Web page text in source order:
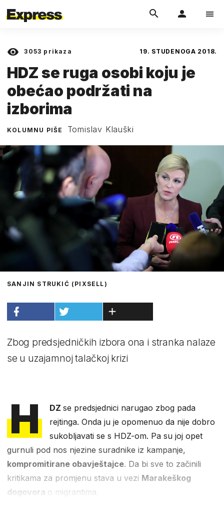
3053 prikaza 19. STUDENOGA 2018.
HDZ se ruga osobi koju je
obećao podržati na
izborima
KOLUMNU PIŠE Tomislav Klauški
SANJIN STRUKIĆ (PIXSELL)
Zbog predsjedničkih izbora ona i stranka nalaze
se u uzajamnoj talačkoj krizi
H DZse predsjednici narugao zbog pada
rejtinga. Onda ju je opomenuo da nije dobro
sukobljavati se s HDZ-om. Pa su joj opet
gurnuli pod nos njezine suradnike iz kampanje,
kompromitirane obavještajce. Da bi sve to začinili
kritikama za promjenu stava u vezi Marakeškog
dogovora o migrantima.